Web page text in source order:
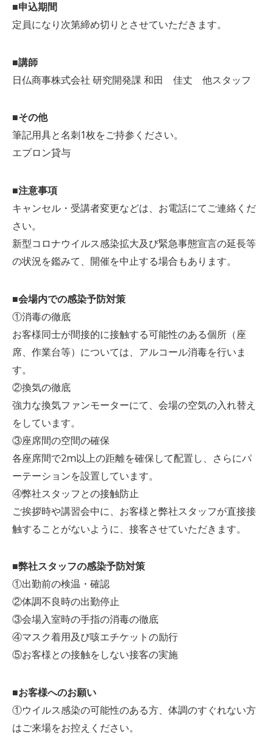
■申込期間
定員になり次第締め切りとさせていただきます。
■講師
日仏商事株式会社 研究開発課 和田 佳丈 他スタッフ
■その他
筆記用具と名刺1枚をご持参ください。
エプロン貸与
■注意事項
キャンセル・受講者変更などは、お電話にてご連絡くだ
さい。
新型コロナウイルス感染拡大及び緊急事態宣言の延長等
の状況を鑑みて、開催を中止する場合もあります。
■会場内での感染予防対策
①消毒の徹底
お客様同士が間接的に接触する可能性のある個所（座
席、作業台等）については、アルコール消毒を行いま
す。
②換気の徹底
強力な換気ファンモーターにて、会場の空気の入れ替え
をしています。
③座席間の空間の確保
各座席間で2m以上の距離を確保して配置し、さらにパ
ーテーションを設置しています。
④弊社スタッフとの接触防止
ご挨拶時や講習会中に、お客様と弊社スタッフが直接接
触することがないように、接客させていただきます。
■弊社スタッフの感染予防対策
①出勤前の検温・確認
②体調不良時の出勤停止
③会場入室時の手指の消毒の徹底
④マスク着用及び咳エチケットの励行
⑤お客様との接触をしない接客の実施
■お客様へのお願い
①ウイルス感染の可能性のある方、体調のすぐれない方
はご来場をお控えください。